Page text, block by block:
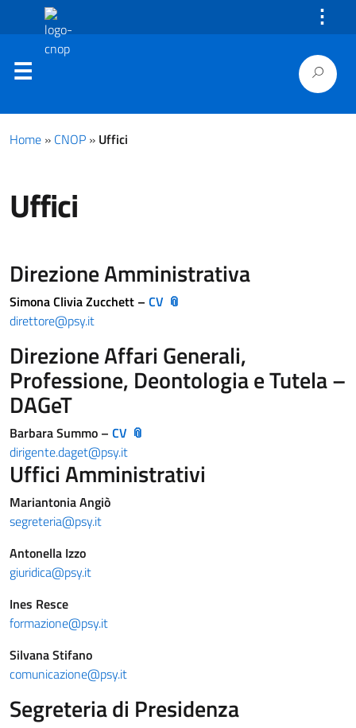
⋮
Home » CNOP » Uffici
Uffici
Direzione Amministrativa
Simona Clivia Zucchett – CV
direttore@psy.it
Direzione Affari Generali,
Professione, Deontologia e Tutela –
DAGeT
Barbara Summo – CV
dirigente.daget@psy.it
Uffici Amministrativi
Mariantonia Angiò
segreteria@psy.it
Antonella Izzo
giuridica@psy.it
Ines Resce
formazione@psy.it
Silvana Stifano
comunicazione@psy.it
Segreteria di Presidenza